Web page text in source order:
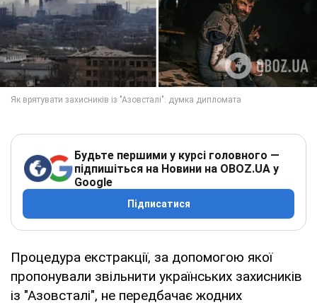
Будьте першими у курсі головного —
підпишіться на Новини на OBOZ.UA у
Google
Підписатися
Процедура екстракції, за допомогою якої
пропонували звільнити українських захисників
із "Азовсталі", не передбачає жодних